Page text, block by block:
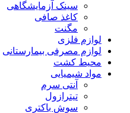
سینک آزمایشگاهی
کاغذ صافی
مگنت
لوازم فلزی
لوازم مصرفی بیمارستانی
محیط کشت
مواد شیمیایی
آنتی سرم
تیترازول
سوش باکتری